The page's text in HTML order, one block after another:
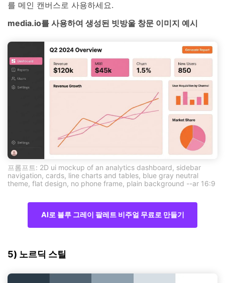
를 메인 캔버스로 사용하세요.
media.io를 사용하여 생성된 빗방울 창문 이미지 예시
프롬프트: 2D ui mockup of an analytics dashboard, sidebar
navigation, cards, line charts and tables, blue gray neutral
theme, flat design, no phone frame, plain background --ar 16:9
AI로 블루 그레이 팔레트 비주얼 무료로 만들기
5) 노르딕 스틸